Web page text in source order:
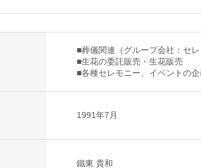
■葬儀関連（グループ会社：セ
■生花の委託販売・生花販売
■各種セレモニー、イベントの
1991年7月
鐵東 貴和